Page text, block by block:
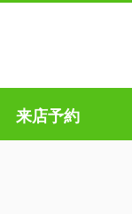
来店予約